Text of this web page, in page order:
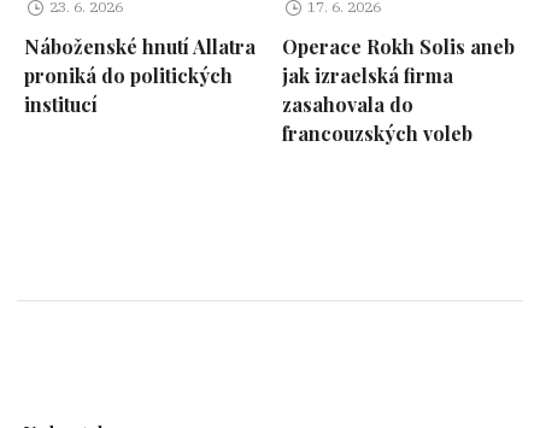
23. 6. 2026
Náboženské hnutí Allatra
proniká do politických
institucí
17. 6. 2026
Operace Rokh Solis aneb
jak izraelská firma
zasahovala do
francouzských voleb